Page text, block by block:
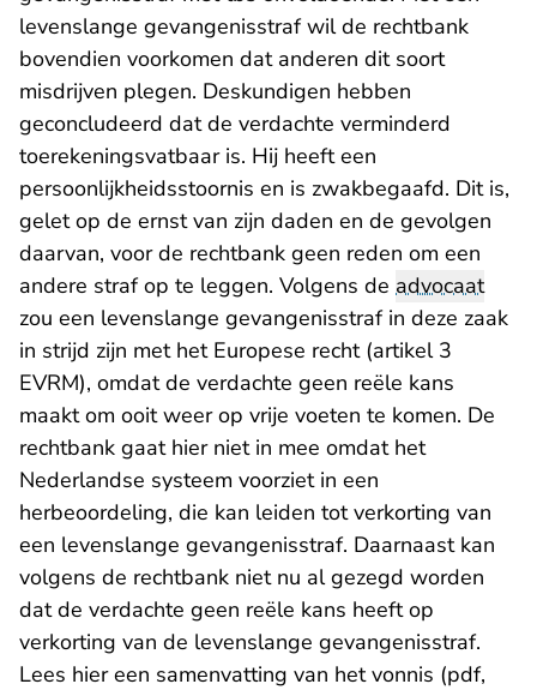
levenslange gevangenisstraf wil de rechtbank
bovendien voorkomen dat anderen dit soort
misdrijven plegen. Deskundigen hebben
geconcludeerd dat de verdachte verminderd
toerekeningsvatbaar is. Hij heeft een
persoonlijkheidsstoornis en is zwakbegaafd. Dit is,
gelet op de ernst van zijn daden en de gevolgen
daarvan, voor de rechtbank geen reden om een
andere straf op te leggen. Volgens de advocaat
zou een levenslange gevangenisstraf in deze zaak
in strijd zijn met het Europese recht (artikel 3
EVRM), omdat de verdachte geen reële kans
maakt om ooit weer op vrije voeten te komen. De
rechtbank gaat hier niet in mee omdat het
Nederlandse systeem voorziet in een
herbeoordeling, die kan leiden tot verkorting van
een levenslange gevangenisstraf. Daarnaast kan
volgens de rechtbank niet nu al gezegd worden
dat de verdachte geen reële kans heeft op
verkorting van de levenslange gevangenisstraf.
Lees hier een samenvatting van het vonnis (pdf,